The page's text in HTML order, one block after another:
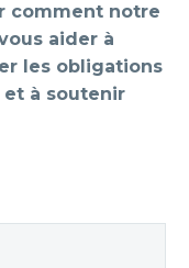
comment notre
aider à
les obligations
à soutenir